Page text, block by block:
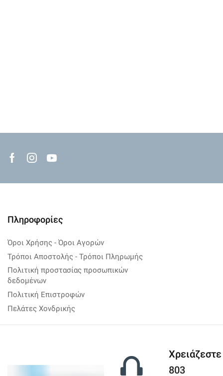
Facebook
Instagram
Youtube
Πληροφορίες
Όροι Χρήσης - Όροι Αγορών
Τρόποι Αποστολής - Τρόποι Πληρωμής
Πολιτική προστασίας προσωπικών
δεδομένων
Πολιτική Επιστροφών
Πελάτες Χονδρικής
803